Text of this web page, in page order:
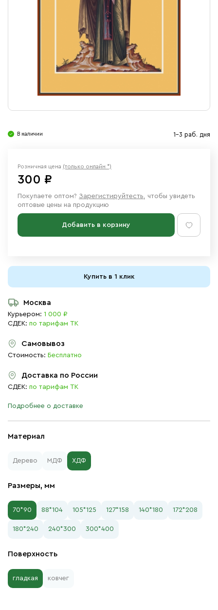
Ювелирные изделия
В наличии 1-3 раб. дня
Материал
Дерево МДФ ХДФ
Размеры, мм
70*90 88*104 105*125 127*158 140*180 172*208
180*240 240*300 300*400
Поверхность
гладкая ковчег
Розничная цена (только онлайн *)
300 ₽
Покупаете оптом? Зарегистируйтесть, чтобы увидеть
оптовые цены на продукцию
Добавить в корзину
Купить в 1 клик
Москва
Курьером: 1 000 ₽
СДЕК: по тарифам ТК
Самовывоз
Стоимость: Бесплатно
Доставка по России
СДЕК: по тарифам ТК
Подробнее о доставке